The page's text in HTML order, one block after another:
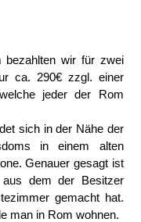
bezahlten wir für zwei
ca. 290€ zzgl. einer
jeder der Rom
sich in der Nähe der
in einem alten
Genauer gesagt ist
aus dem der Besitzer
gemacht hat.
man in Rom wohnen.